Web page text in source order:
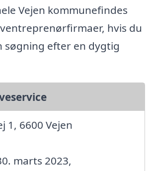
Vejen kommunefindes
hvis du
søgning efter en dygtig
1, 6600 Vejen
marts 2023,